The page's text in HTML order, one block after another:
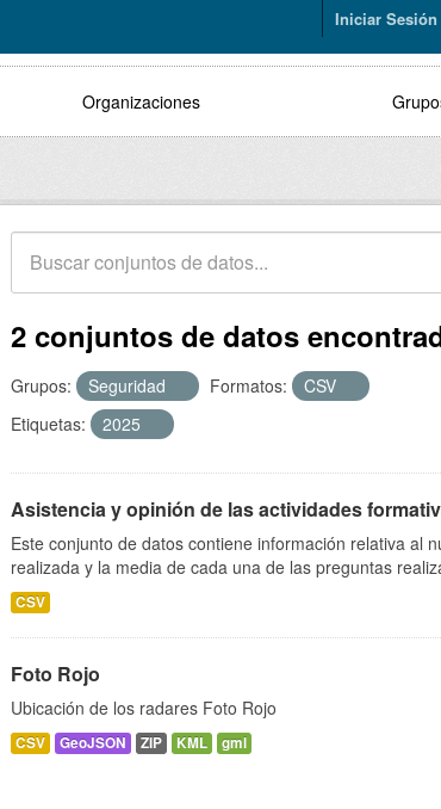
Iniciar Sesión
Organizaciones
2 conjuntos de datos
Grupos: Seguridad Formatos:
CSV
Etiquetas:
2025
Asistencia y opinión de las actividades
Este conjunto de datos contiene información relativa al
realizada y la media de cada una de las preguntas
CSV
Foto Rojo
Ubicación de los radares Foto Rojo
CSV GeoJSON ZIP KML gml